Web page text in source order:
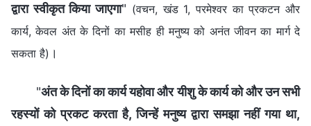
द्वारा स्वीकृत किया जाएगा" (वचन, खंड 1, परमेश्वर का प्रकटन और
कार्य, केवल अंत के दिनों का मसीह ही मनुष्य को अनंत जीवन का मार्ग दे
सकता है) ।
"अंत के दिनों का कार्य यहोवा और यीशु के कार्य को और उन सभी
रहस्यों को प्रकट करता है, जिन्हें मनुष्य द्वारा समझा नहीं गया था,